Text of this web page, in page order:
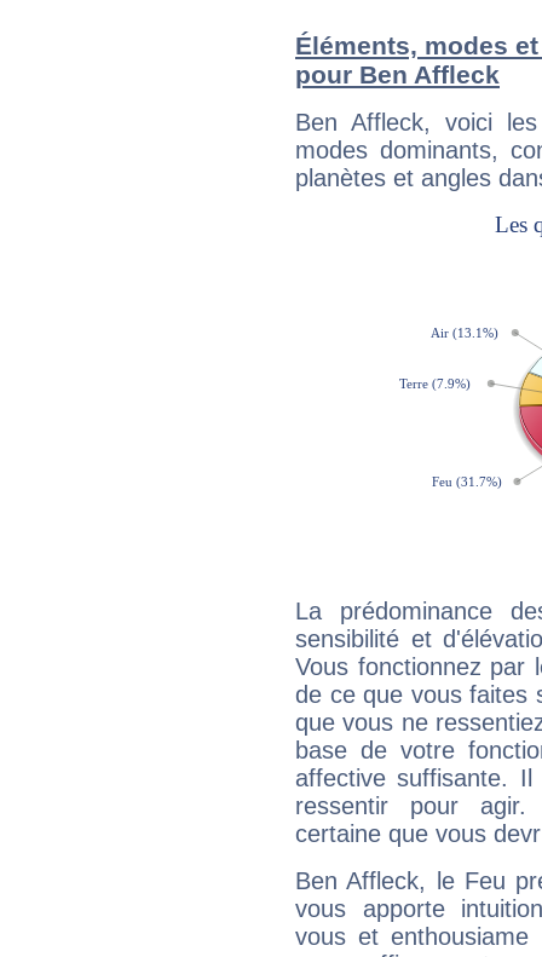
Éléments, modes
pour Ben Affleck
Ben Affleck, voici
modes dominants,
planètes et angles
La prédominance
sensibilité et
Vous fonctionnez
de ce que vous faites
que vous ne
base de votre
affective suffisante.
ressentir pour agir.
certaine que vous
Ben Affleck, le Feu
vous apporte
vous et